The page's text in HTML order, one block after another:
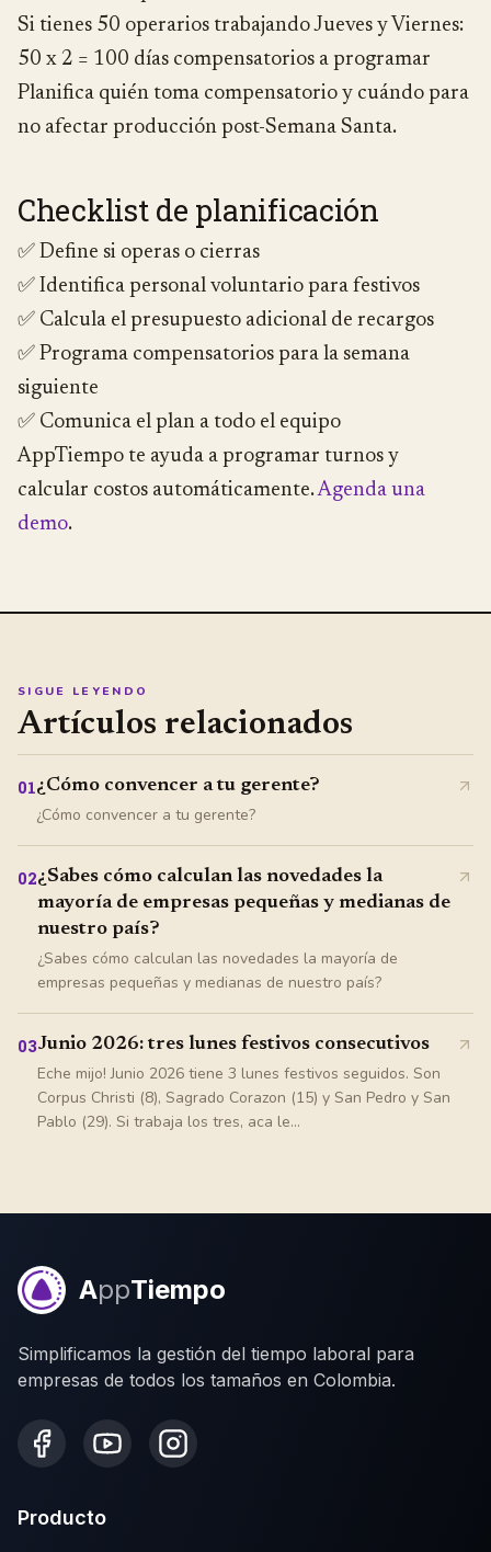
Si tienes 50 operarios trabajando Jueves y Viernes:
50 x 2 = 100 días compensatorios a programar
Planifica quién toma compensatorio y cuándo para
no afectar producción post-Semana Santa.
Checklist de planificación
✅ Define si operas o cierras
✅ Identifica personal voluntario para festivos
✅ Calcula el presupuesto adicional de recargos
✅ Programa compensatorios para la semana
siguiente
✅ Comunica el plan a todo el equipo
AppTiempo te ayuda a programar turnos y
calcular costos automáticamente.Agenda una
demo.
SIGUE LEYENDO
Artículos relacionados
01¿Cómo convencer a tu gerente?
¿Cómo convencer a tu gerente?
02¿Sabes cómo calculan las novedades la
mayoría de empresas pequeñas y medianas de
nuestro país?
¿Sabes cómo calculan las novedades la mayoría de
empresas pequeñas y medianas de nuestro país?
03Junio 2026: tres lunes festivos consecutivos
Eche mijo! Junio 2026 tiene 3 lunes festivos seguidos. Son
Corpus Christi (8), Sagrado Corazon (15) y San Pedro y San
Pablo (29). Si trabaja los tres, aca le...
AppTiempo
Simplificamos la gestión del tiempo laboral para
empresas de todos los tamaños en Colombia.
Producto